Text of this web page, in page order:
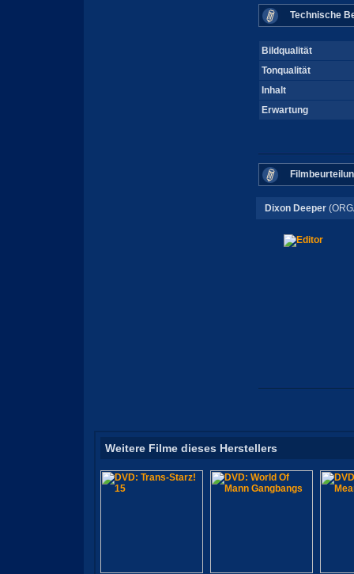
Technische
Bildqualität
Tonqualität
Inhalt
Erwartung
Dixon Deeper
Weitere Filme dieses Herstellers